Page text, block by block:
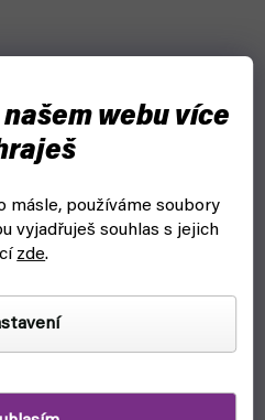
webu více
másle, používáme soubory
vyjadřuješ souhlas s jejich
zde.